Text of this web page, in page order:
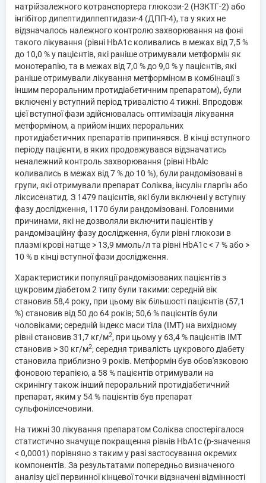
натрійзалежного котранспортера глюкози-2 (НЗКТГ-2) або
інгібітор дипептидилпептидази-4 (ДПП-4), та у яких не
відзначалось належного контролю захворювання на фоні
такого лікування (рівні HbA1c коливались в межах від 7,5 %
до 10,0 % у пацієнтів, які раніше отримували метформін як
монотерапію, та в межах від 7,0 % до 9,0 % у пацієнтів, які
раніше отримували лікування метформіном в комбінації з
іншим пероральним протидіабетичним препаратом), були
включені у вступний період тривалістю 4 тижні. Впродовж
цієї вступної фази здійснювалась оптимізація лікування
метформіном, а прийом інших пероральних
протидіабетичних препаратів припинявся. В кінці вступного
періоду пацієнти, в яких продовжувався відзначатись
неналежний контроль захворювання (рівні HbAlc
коливались в межах від 7 % до 10 %), були рандомізовані в
групи, які отримували препарат Соліква, інсулін гларгін або
ліксисенатид. З 1479 пацієнтів, які були включені у вступну
фазу дослідження, 1170 були рандомізовані. Головними
причинами, які не дозволяли включити пацієнтів у
рандомізаційну фазу дослідження, були рівні глюкози в
плазмі крові натще > 13,9 ммоль/л та рівні HbA1c < 7 % або >
10 % в кінці вступної фази дослідження.
Характеристики популяції рандомізованих пацієнтів з
цукровим діабетом 2 типу були такими: середній вік
становив 58,4 року, при цьому вік більшості пацієнтів (57,1
%) становив від 50 до 64 років; 50,6 % пацієнтів були
чоловіками; середній індекс маси тіла (ІМТ) на вихідному
рівні становив 31,7 кг/м2, при цьому у 63,4 % пацієнтів ІМТ
становив > 30 кг/м2; середня тривалість цукрового діабету
становила приблизно 9 років. Метформін був обов'язковою
фоновою терапією, а 58 % пацієнтів отримували на
скринінгу також інший пероральний протидіабетичний
препарат, яким у 54 % пацієнтів був препарат
сульфонілсечовини.
На тижні 30 лікування препаратом Соліква спостерігалося
статистично значуще покращення рівнів HbA1c (p-значення
< 0,0001) порівняно з таким у разі застосування окремих
компонентів. За результатами попередньо визначеного
аналізу цієї первинної кінцевої точки відзначені відмінності